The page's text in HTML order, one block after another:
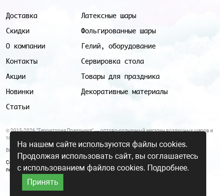
Доставка
Скидки
О компании
Контакты
Акции
Новинки
Статьи
Латексные шары
Фольгированные шары
Гелий, оборудование
Сервировка стола
Товары для праздника
Декоративные материалы
© 2015-2026 "Территория Праздника" — оптово-розничный магазин воздушных шаров и
товаров для праздника.
Все цены и условия, указанные на данном сайте, не являются публичной офертой.
Согласие на обработку персональных данных
персональных данных
На нашем сайте используются файлы cookies.
Продолжая использовать сайт, вы соглашаетесь
с использованием файлов cookies. Подробнее.
Принять